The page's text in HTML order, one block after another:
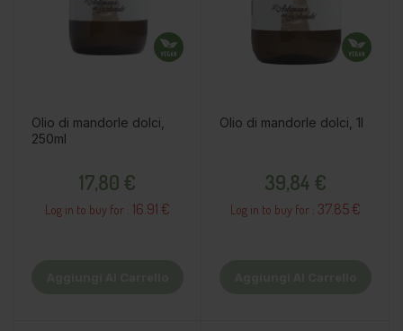
Olio di mandorle dolci,
250ml
17,80 €
Log in to buy for : 16.91 €
Olio di mandorle dolci, 1l
39,84 €
Log in to buy for : 37.85 €